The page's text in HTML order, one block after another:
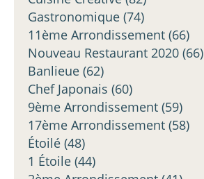
Gastronomique (74)
11ème Arrondissement (66)
Nouveau Restaurant 2020 (66)
Banlieue (62)
Chef Japonais (60)
9ème Arrondissement (59)
17ème Arrondissement (58)
Étoilé (48)
1 Étoile (44)